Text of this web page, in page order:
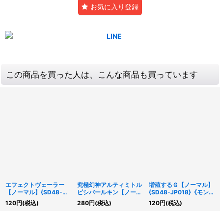
お気に入り登録
この商品を買った人は、こんな商品も買っています
エフェクトヴェーラー
【ノーマル】{SD48-
JP016}《モンスター》
120円(税込)
究極幻神アルティミトル
ビシバールキン【ノーマ
ル】{PP18-JP006}《シ
ンクロ》
280円(税込)
増殖するＧ【ノーマル】
{SD48-JP018}《モンス
ター》
120円(税込)